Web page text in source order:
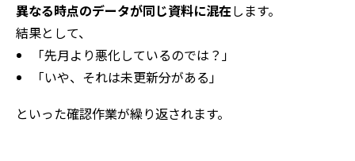
異なる時点のデータが同じ資料に混在します。
結果として、
「先月より悪化しているのでは？」
「いや、それは未更新分がある」
といった確認作業が繰り返されます。